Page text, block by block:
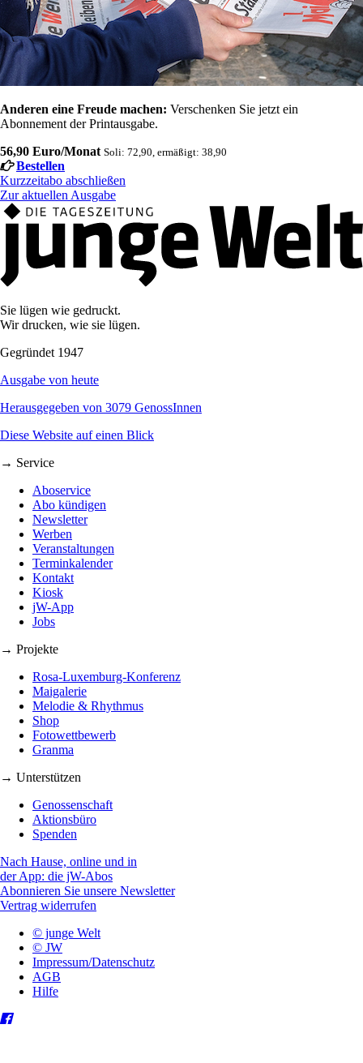
Anderen eine Freude machen: Verschenken Sie jetzt ein
Abonnement der Printausgabe.
56,90 Euro/Monat Soli: 72,90, ermäßigt: 38,90
Bestellen
Kurzzeitabo abschließen
Zur aktuellen Ausgabe
Sie lügen wie gedruckt.
Wir drucken, wie sie lügen.
Gegründet 1947
Ausgabe von heute
Herausgegeben von 3079 GenossInnen
Diese Website auf einen Blick
→ Service
Aboservice
Abo kündigen
Newsletter
Werben
Veranstaltungen
Terminkalender
Kontakt
Kiosk
jW-App
Jobs
→ Projekte
Rosa-Luxemburg-Konferenz
Maigalerie
Melodie & Rhythmus
Shop
Fotowettbewerb
Granma
→ Unterstützen
Genossenschaft
Aktionsbüro
Spenden
Nach Hause, online und in
der App: die jW-Abos
Abonnieren Sie unsere Newsletter
Vertrag widerrufen
© junge Welt
© JW
Impressum/Datenschutz
AGB
Hilfe